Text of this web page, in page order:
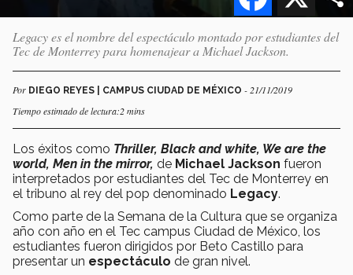
Legacy es el nombre del espectáculo montado por estudiantes del
Tec de Monterrey para homenajear a Michael Jackson.
Por DIEGO REYES | CAMPUS CIUDAD DE MÉXICO - 21/11/2019
Tiempo estimado de lectura:2 mins
Los éxitos como Thriller, Black and white, We are the
world, Men in the mirror, de Michael Jackson fueron
interpretados por estudiantes del Tec de Monterrey en
el tribuno al rey del pop denominado Legacy.
Como parte de la Semana de la Cultura que se organiza
año con año en el Tec campus Ciudad de México, los
estudiantes fueron dirigidos por Beto Castillo para
presentar un espectáculo de gran nivel.